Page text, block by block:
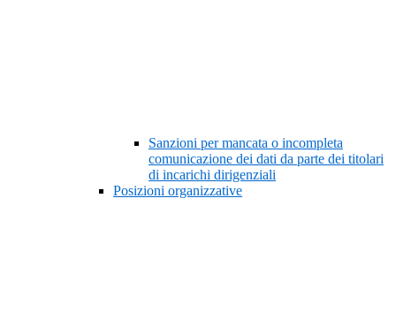
Sanzioni per mancata o incompleta
comunicazione dei dati da parte dei titolari
di incarichi dirigenziali
Posizioni organizzative